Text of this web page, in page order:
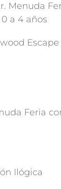
Menuda
a 4 años
Escape
Feria
Ilógica